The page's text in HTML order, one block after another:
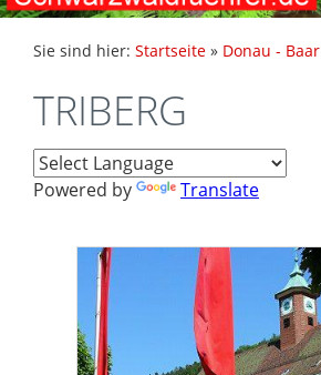
Sie sind hier: Startseite » Donau - Baar
TRIBERG
Powered by Translate